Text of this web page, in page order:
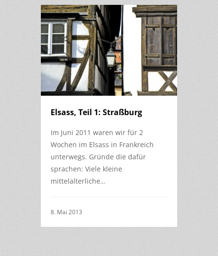
Elsass, Teil 1: Straßburg
Im Juni 2011 waren wir für 2
Wochen im Elsass in Frankreich
unterwegs. Gründe die dafür
sprachen: Viele kleine
mittelalterliche…
8. Mai 2013